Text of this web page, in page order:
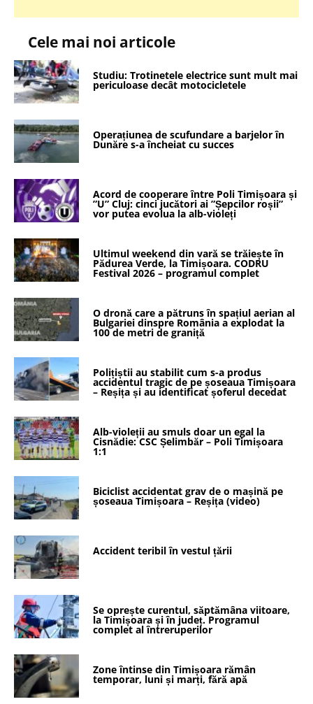
Cele mai noi articole
Studiu: Trotinetele electrice sunt mult mai
periculoase decât motocicletele
Operațiunea de scufundare a barjelor în
Dunăre s-a încheiat cu succes
Acord de cooperare între Poli Timișoara și
”U” Cluj: cinci jucători ai ”Șepcilor roșii”
vor putea evolua la alb-violeți
Ultimul weekend din vară se trăiește în
Pădurea Verde, la Timișoara. CODRU
Festival 2026 – programul complet
O dronă care a pătruns în spațiul aerian al
Bulgariei dinspre România a explodat la
100 de metri de graniță
Polițiștii au stabilit cum s-a produs
accidentul tragic de pe șoseaua Timișoara
– Reșița și au identificat șoferul decedat
Alb-violeții au smuls doar un egal la
Cisnădie: CSC Șelimbăr – Poli Timișoara
1:1
Biciclist accidentat grav de o mașină pe
șoseaua Timișoara – Reșița (video)
Accident teribil în vestul țării
Se oprește curentul, săptămâna viitoare,
la Timișoara și în județ. Programul
complet al întreruperilor
Zone întinse din Timișoara rămân
temporar, luni și marți, fără apă